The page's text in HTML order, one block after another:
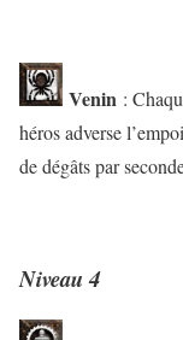
Venin :
héros adverse
de dégâts par
Niveau 4